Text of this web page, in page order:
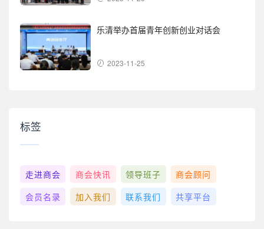
乐清举办首届青年创新创业对话会
2023-11-25
标签
走进商会 商会快讯 领导班子
商会顾问
会员名录
加入我们 联系我们 共享平台